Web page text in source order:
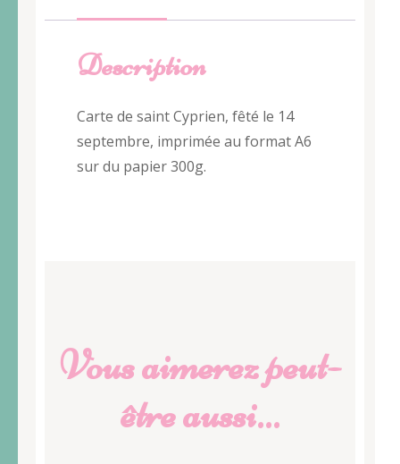
Description
Carte de saint Cyprien, fêté le 14
septembre, imprimée au format A6
sur du papier 300g.
Vous aimerez peut-
être aussi…